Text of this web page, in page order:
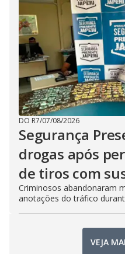
DO R7/07/08/2026
Segurança
drogas após
de tiros com
Criminosos abandonaram
anotações do tráfico
VEJA